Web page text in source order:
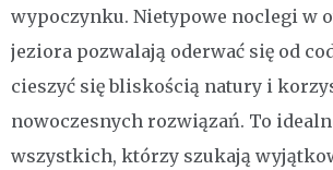
wypoczynku. Nietypowe noclegi w
jeziora pozwalają oderwać się od
cieszyć się bliskością natury i
nowoczesnych rozwiązań. To
wszystkich, którzy szukają